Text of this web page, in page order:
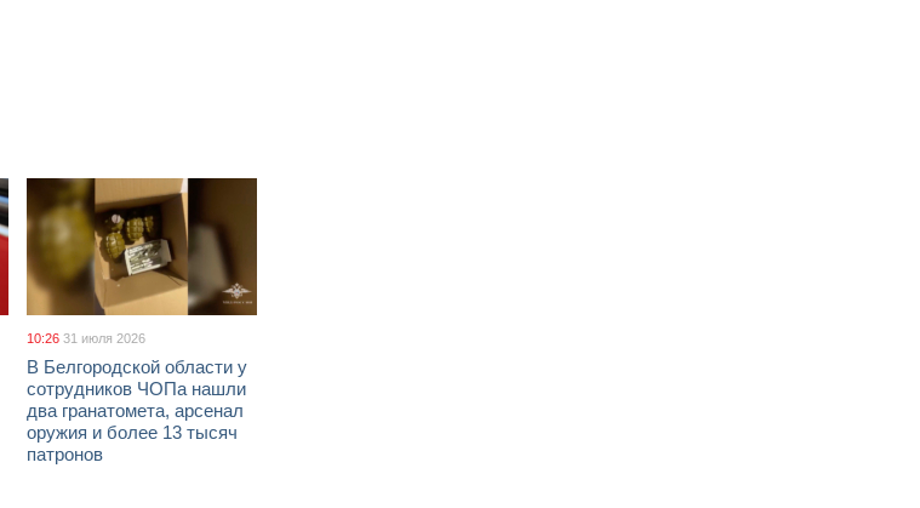
10:26 31 июля 2026
В Белгородской области у
сотрудников ЧОПа нашли
два гранатомета, арсенал
оружия и более 13 тысяч
патронов